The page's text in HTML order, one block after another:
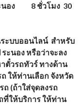
ะนอง 8 ชั่วโมง 30
ะบบออนไลน์ สำหรับ
ระนอง หรือว่าจะลง
ตั๋วรถทัวร์ ทางด้าน
ให้ท่านเลือก จังหวัด
ถ (ถ้าใส่จุดลงรถ
ที่ให้บริการ ให้ท่าน